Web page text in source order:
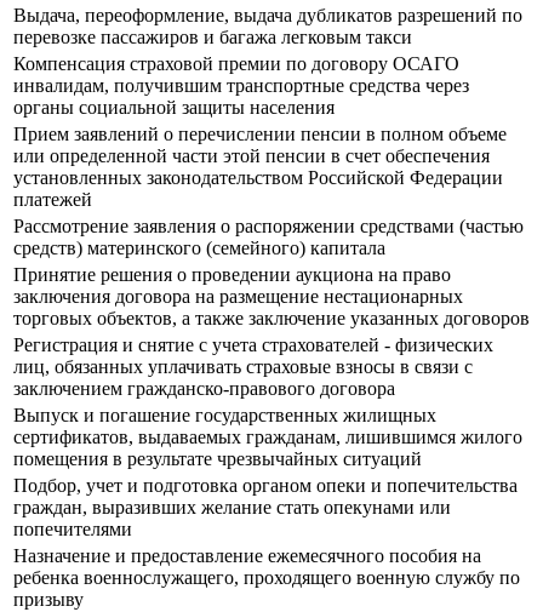
Выдача, переоформление, выдача дубликатов разрешений по
перевозке пассажиров и багажа легковым такси
Компенсация страховой премии по договору ОСАГО
инвалидам, получившим транспортные средства через
органы социальной защиты населения
Прием заявлений о перечислении пенсии в полном объеме
или определенной части этой пенсии в счет обеспечения
установленных законодательством Российской Федерации
платежей
Рассмотрение заявления о распоряжении средствами (частью
средств) материнского (семейного) капитала
Принятие решения о проведении аукциона на право
заключения договора на размещение нестационарных
торговых объектов, а также заключение указанных договоров
Регистрация и снятие с учета страхователей - физических
лиц, обязанных уплачивать страховые взносы в связи с
заключением гражданско-правового договора
Выпуск и погашение государственных жилищных
сертификатов, выдаваемых гражданам, лишившимся жилого
помещения в результате чрезвычайных ситуаций
Подбор, учет и подготовка органом опеки и попечительства
граждан, выразивших желание стать опекунами или
попечителями
Назначение и предоставление ежемесячного пособия на
ребенка военнослужащего, проходящего военную службу по
призыву